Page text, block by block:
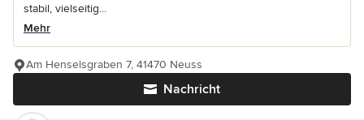
stabil, vielseitig...
Mehr
Nachricht
Am Henselsgraben 7, 41470 Neuss